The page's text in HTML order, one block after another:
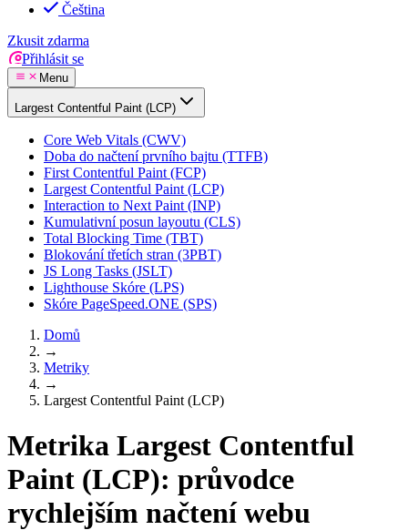
Čeština
Zkusit zdarma
Přihlásit se
Menu
Largest Contentful Paint (LCP)
Core Web Vitals (CWV)
Doba do načtení prvního bajtu (TTFB)
First Contentful Paint (FCP)
Largest Contentful Paint (LCP)
Interaction to Next Paint (INP)
Kumulativní posun layoutu (CLS)
Total Blocking Time (TBT)
Blokování třetích stran (3PBT)
JS Long Tasks (JSLT)
Lighthouse Skóre (LPS)
Skóre PageSpeed.ONE (SPS)
Domů
→
Metriky
→
Largest Contentful Paint (LCP)
Metrika Largest Contentful
Paint (LCP): průvodce
rychlejším načtení webu